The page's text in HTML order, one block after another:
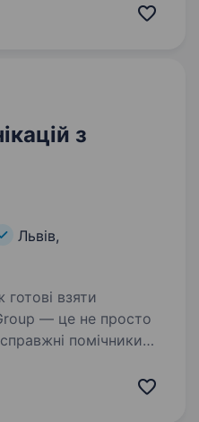
Фахівця
з
Львів,
взяти
помічники
з ТОП-банками